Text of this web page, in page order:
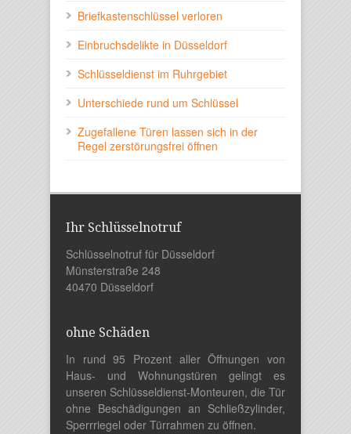
Briefkastenschlüssel verloren
Einbruchsdelikte in Düsseldorf
Schlüsseldienst im Ruhrgebiet
Unterschiede rund um Schlüssel
Zugefallene Türen lassen sich in der
Regel zerstörungsfrei öffnen
Ihr Schlüsselnotruf
Schlüsselnotruf für Düsseldorf
Münsterstraße 248
40470 Düsseldorf
ohne Schäden
In rund 95 Prozent aller Öffnungen von
Haus- und Wohnungstüren gelingt es
unseren Schlüsseldienst-Monteuren, die Tür
ohne Beschädigungen an Schließzylinder,
Sperrriegel oder Türrahmen zu öffnen.